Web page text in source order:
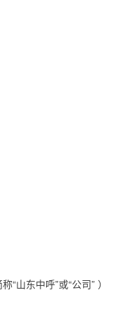
山东中呼”或“公司” ）